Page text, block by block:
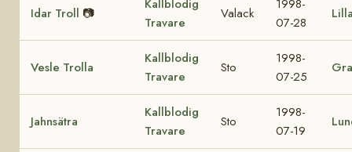
Idar Troll 📷
Kallblodig
Travare
Valack
1998-
07-28
Vesle Trolla
Kallblodig
Travare
Sto
1998-
07-25
Jahnsätra
Kallblodig
Travare
Sto
1998-
07-19